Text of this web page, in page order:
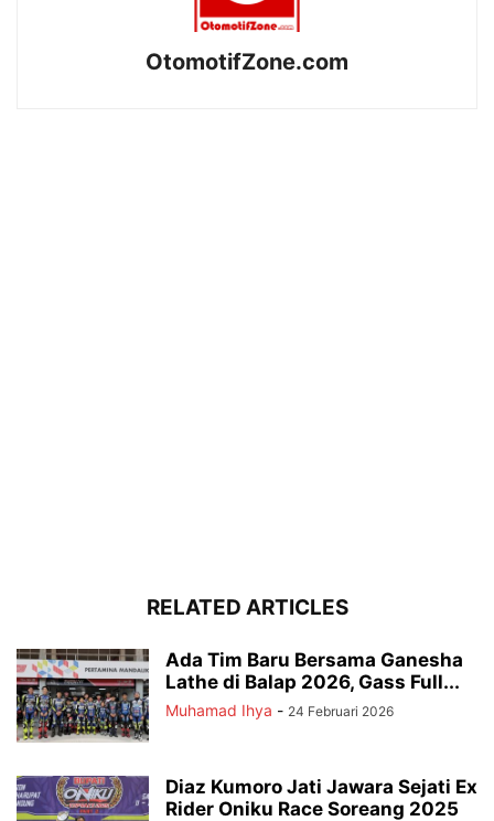
OtomotifZone.com
RELATED ARTICLES
Ada Tim Baru Bersama Ganesha
Lathe di Balap 2026, Gass Full...
Muhamad Ihya - 24 Februari 2026
Diaz Kumoro Jati Jawara Sejati Ex
Rider Oniku Race Soreang 2025